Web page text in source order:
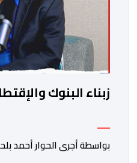
زبناء البنوك
بواسطة أجرى الحوار أحمد